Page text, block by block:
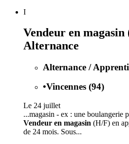
I
Vendeur en
Alternance
Alternance /
•Vincennes (94)
Le 24 juillet
...magasin - ex : une boulangerie
Vendeur en magasin (H/F) en
de 24 mois. Sous...